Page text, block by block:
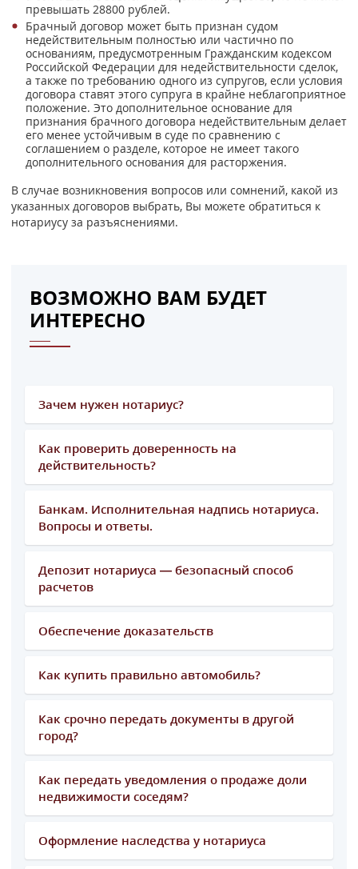
превышать 28800 рублей.
Брачный договор может быть признан судом
недействительным полностью или частично по
основаниям, предусмотренным Гражданским кодексом
Российской Федерации для недействительности сделок,
а также по требованию одного из супругов, если условия
договора ставят этого супруга в крайне неблагоприятное
положение. Это дополнительное основание для
признания брачного договора недействительным делает
его менее устойчивым в суде по сравнению с
соглашением о разделе, которое не имеет такого
дополнительного основания для расторжения.
В случае возникновения вопросов или сомнений, какой из
указанных договоров выбрать, Вы можете обратиться к
нотариусу за разъяснениями.
ВОЗМОЖНО ВАМ БУДЕТ
ИНТЕРЕСНО
Зачем нужен нотариус?
Как проверить доверенность на
действительность?
Банкам. Исполнительная надпись нотариуса.
Вопросы и ответы.
Депозит нотариуса — безопасный способ
расчетов
Обеспечение доказательств
Как купить правильно автомобиль?
Как срочно передать документы в другой
город?
Как передать уведомления о продаже доли
недвижимости соседям?
Оформление наследства у нотариуса